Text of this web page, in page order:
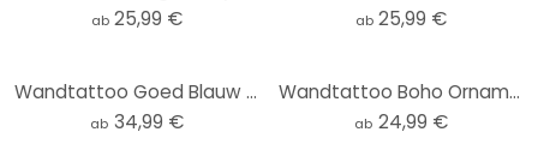
ab 25,99 € ab 25,99 €
Wandtattoo Goed Blauw - Schildkrötenfamilie
ab 34,99 €
Wandtattoo Boho Ornament in Leinenoptik, Mandala - Bloomery Decor - Rund
ab 24,99 €